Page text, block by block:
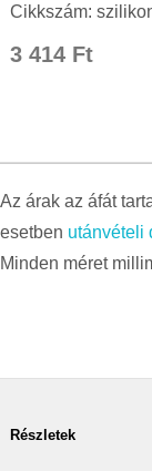
Cikkszám:
3 414 Ft
Az árak az áfát
esetben utánvételi
Minden méret
Részletek